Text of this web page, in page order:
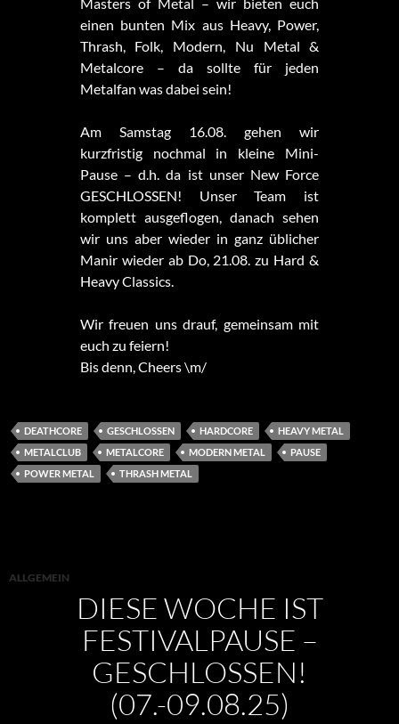
einen bunten Mix aus Heavy, Power,
Thrash, Folk, Modern, Nu Metal &
Metalcore – da sollte für jeden
Metalfan was dabei sein!
Am Samstag 16.08. gehen wir
kurzfristig nochmal in kleine Mini-
Pause – d.h. da ist unser New Force
GESCHLOSSEN! Unser Team ist
komplett ausgeflogen, danach sehen
wir uns aber wieder in ganz üblicher
Manir wieder ab Do, 21.08. zu Hard &
Heavy Classics.
Wir freuen uns drauf, gemeinsam mit
euch zu feiern!
Bis denn, Cheers \m/
DEATHCORE GESCHLOSSEN HARDCORE
HEAVY METAL
METALCLUB
METALCORE MODERN METAL
PAUSE
POWER METAL
THRASH METAL
ALLGEMEIN
DIESE WOCHE IST
FESTIVALPAUSE –
GESCHLOSSEN!
(07.-09.08.25)